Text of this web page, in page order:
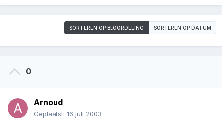
SORTEREN OP BEOORDELING SORTEREN OP DATUM
0
Arnoud
Geplaatst: 16 juli 2003